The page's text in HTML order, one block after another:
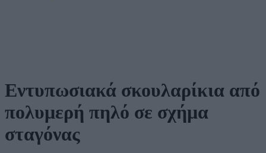
Εντυπωσιακά σκουλαρίκια από
πολυμερή πηλό σε σχήμα
σταγόνας